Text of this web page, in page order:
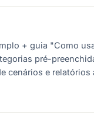
+ guia "Como
pré-
cenários e relatórios